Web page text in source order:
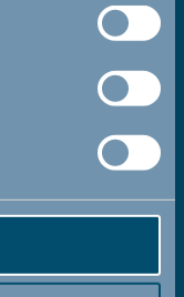
Cookiepolitik
Tilmeld